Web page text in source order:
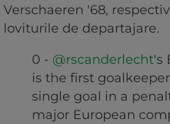
Verschaeren '68,
loviturile de departajare.
0 - @rscanderlecht's
is the first
single goal in a
major European